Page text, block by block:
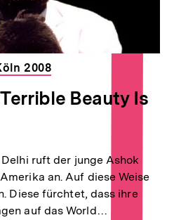
2008
Beauty Is
ruft der junge Ashok
an. Auf diese Weise
Diese fürchtet, dass ihre
auf das World…